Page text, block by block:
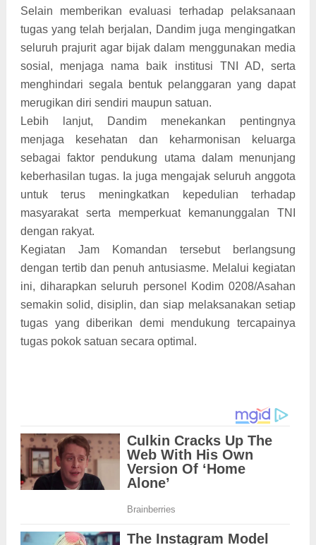
Selain memberikan evaluasi terhadap pelaksanaan
tugas yang telah berjalan, Dandim juga mengingatkan
seluruh prajurit agar bijak dalam menggunakan media
sosial, menjaga nama baik institusi TNI AD, serta
menghindari segala bentuk pelanggaran yang dapat
merugikan diri sendiri maupun satuan.
Lebih lanjut, Dandim menekankan pentingnya
menjaga kesehatan dan keharmonisan keluarga
sebagai faktor pendukung utama dalam menunjang
keberhasilan tugas. Ia juga mengajak seluruh anggota
untuk terus meningkatkan kepedulian terhadap
masyarakat serta memperkuat kemanunggalan TNI
dengan rakyat.
Kegiatan Jam Komandan tersebut berlangsung
dengan tertib dan penuh antusiasme. Melalui kegiatan
ini, diharapkan seluruh personel Kodim 0208/Asahan
semakin solid, disiplin, dan siap melaksanakan setiap
tugas yang diberikan demi mendukung tercapainya
tugas pokok satuan secara optimal.